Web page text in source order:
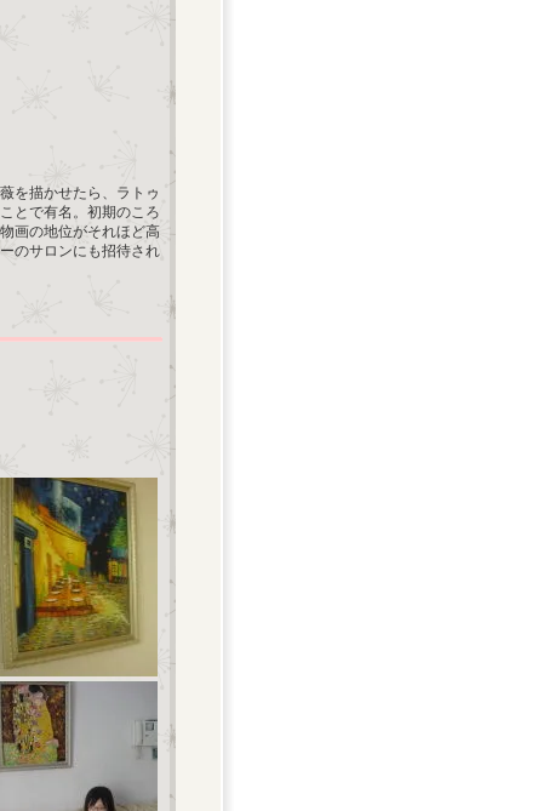
を描かせたら、ラトゥ
とで有名。初期のころ
画の地位がそれほど高
のサロンにも招待され